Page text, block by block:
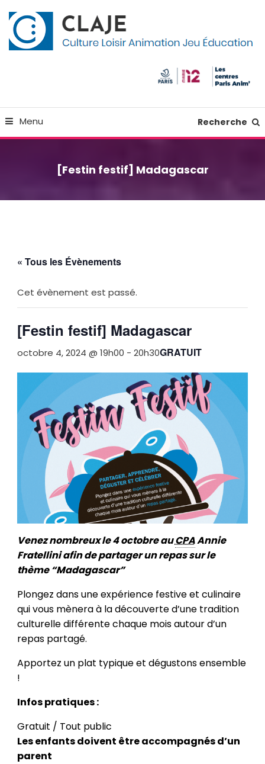
To
Content
Menu Recherche
[Festin festif] Madagascar
« Tous les Évènements
Cet évènement est passé.
[Festin festif] Madagascar
octobre 4, 2024 @ 19h00 - 20h30GRATUIT
Venez nombreux le 4 octobre auCPAAnnie
Fratellini afin de partager un repas sur le
thème “Madagascar”
Plongez dans une expérience festive et culinaire
qui vous mènera à la découverte d’une tradition
culturelle différente chaque mois autour d’un
repas partagé.
Apportez un plat typique et dégustons ensemble
!
Infos pratiques :
Gratuit / Tout public
Les enfants doivent être accompagnés d’un
parent